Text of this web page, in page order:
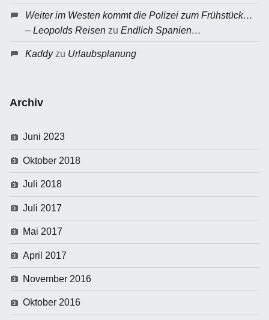
Weiter im Westen kommt die Polizei zum Frühstück…
– Leopolds Reisenzu Endlich Spanien…
Kaddyzu Urlaubsplanung
Archiv
Juni 2023
Oktober 2018
Juli 2018
Juli 2017
Mai 2017
April 2017
November 2016
Oktober 2016